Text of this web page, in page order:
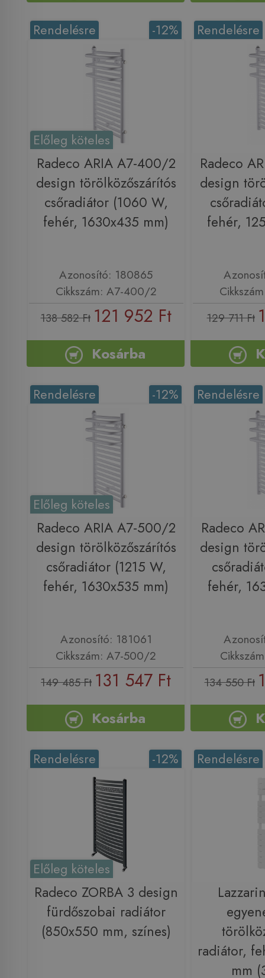
-12%
Rendelésre
Előleg köteles
Radeco ARIA A7-400/2
design törölközőszárítós
csőradiátor (1060 W,
fehér, 1630x435 mm)
Azonosító: 180865
Cikkszám: A7-400/2
138 582 Ft 121 952 Ft
Kosárba
Rendelésre
Radeco
design
fehér,
129 711 Ft
-12%
Rendelésre
Előleg köteles
Radeco ARIA A7-500/2
design törölközőszárítós
csőradiátor (1215 W,
fehér, 1630x535 mm)
Azonosító: 181061
Cikkszám: A7-500/2
149 485 Ft 131 547 Ft
Kosárba
Rendelésre
Radeco
design
fehér,
134 550 Ft
-12%
Rendelésre
Előleg köteles
Radeco ZORBA 3 design
fürdőszobai radiátor
(850x550 mm, színes)
Rendelésre
radiátor,
mm